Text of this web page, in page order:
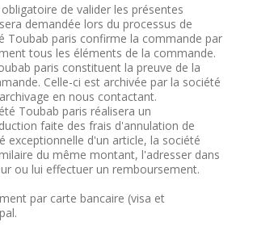
de valider les présentes
demandée lors du processus de
Toubab paris confirme la commande par
tous les éléments de la commande.
paris constituent la preuve de la
Celle-ci est archivée par la société
en nous contactant.
Toubab paris réalisera un
faite des frais d'annulation de
exceptionnelle d'un article, la société
du même montant, l'adresser dans
ou lui effectuer un remboursement.
par carte bancaire (visa et